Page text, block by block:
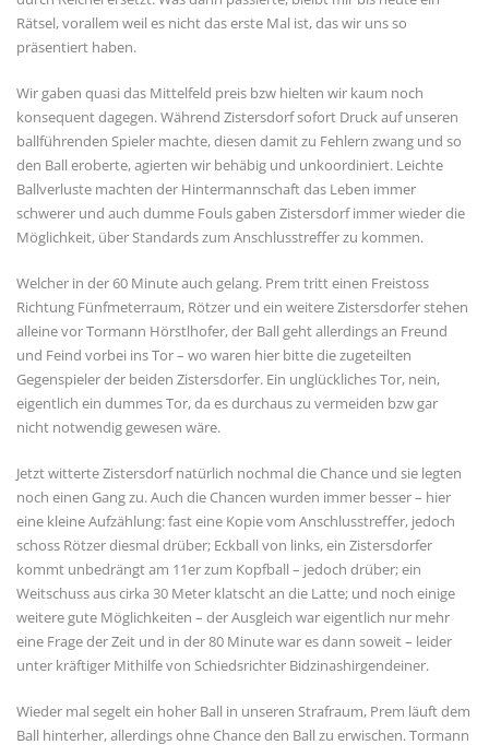
Rätsel, vorallem weil es nicht das erste Mal ist, das wir uns so
präsentiert haben.
Wir gaben quasi das Mittelfeld preis bzw hielten wir kaum noch
konsequent dagegen. Während Zistersdorf sofort Druck auf unseren
ballführenden Spieler machte, diesen damit zu Fehlern zwang und so
den Ball eroberte, agierten wir behäbig und unkoordiniert. Leichte
Ballverluste machten der Hintermannschaft das Leben immer
schwerer und auch dumme Fouls gaben Zistersdorf immer wieder die
Möglichkeit, über Standards zum Anschlusstreffer zu kommen.
Welcher in der 60 Minute auch gelang. Prem tritt einen Freistoss
Richtung Fünfmeterraum, Rötzer und ein weitere Zistersdorfer stehen
alleine vor Tormann Hörstlhofer, der Ball geht allerdings an Freund
und Feind vorbei ins Tor – wo waren hier bitte die zugeteilten
Gegenspieler der beiden Zistersdorfer. Ein unglückliches Tor, nein,
eigentlich ein dummes Tor, da es durchaus zu vermeiden bzw gar
nicht notwendig gewesen wäre.
Jetzt witterte Zistersdorf natürlich nochmal die Chance und sie legten
noch einen Gang zu. Auch die Chancen wurden immer besser – hier
eine kleine Aufzählung: fast eine Kopie vom Anschlusstreffer, jedoch
schoss Rötzer diesmal drüber; Eckball von links, ein Zistersdorfer
kommt unbedrängt am 11er zum Kopfball – jedoch drüber; ein
Weitschuss aus cirka 30 Meter klatscht an die Latte; und noch einige
weitere gute Möglichkeiten – der Ausgleich war eigentlich nur mehr
eine Frage der Zeit und in der 80 Minute war es dann soweit – leider
unter kräftiger Mithilfe von Schiedsrichter Bidzinashirgendeiner.
Wieder mal segelt ein hoher Ball in unseren Strafraum, Prem läuft dem
Ball hinterher, allerdings ohne Chance den Ball zu erwischen. Tormann